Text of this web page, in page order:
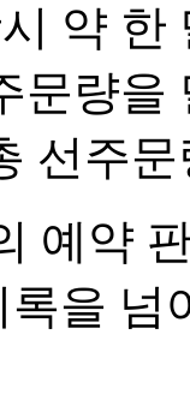
약
문량
선주
예약
을 넘